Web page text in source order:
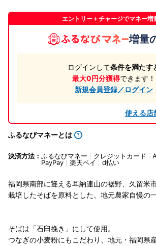
エントリー＋チャージでマネー増
増量
ログインして条件を満たす
最大0円分獲得できます！
新規会員登録／ログイン
使える店
ふるなびマネーとは
決済方法： ふるなびマネー クレジットカード
PayPay
楽天ペイ d払い
福岡県南部に聳える耳納連山の裾野、久留米
栽培したそばを原料とした、地元農家自慢の一
そばは「石臼挽き」にして使用。
つなぎの小麦粉にもこだわり、地元・福岡県